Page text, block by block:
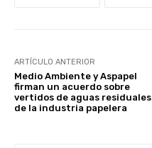
ARTÍCULO ANTERIOR
Medio Ambiente y Aspapel
firman un acuerdo sobre
vertidos de aguas residuales
de la industria papelera